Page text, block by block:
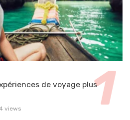
de voyage plus
views